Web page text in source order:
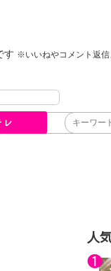
す ※いいねやコメント返信
レ
人